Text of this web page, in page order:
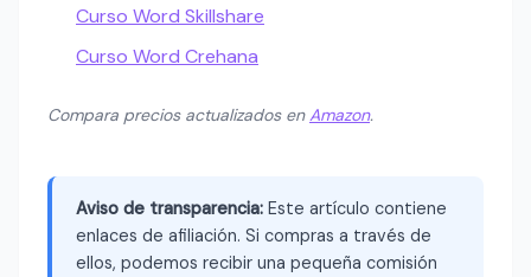
Curso Word Skillshare
Curso Word Crehana
Compara precios actualizados enAmazon.
Aviso de transparencia: Este artículo contiene
enlaces de afiliación. Si compras a través de
ellos, podemos recibir una pequeña comisión